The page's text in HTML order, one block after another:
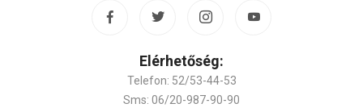
Elérhetőség:
Telefon: 52/53-44-53
Sms: 06/20-987-90-90